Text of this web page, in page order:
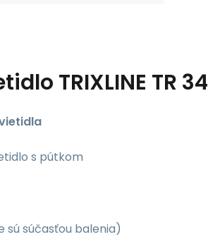
TRIXLINE TR
s pútkom
sú súčasťou balenia)